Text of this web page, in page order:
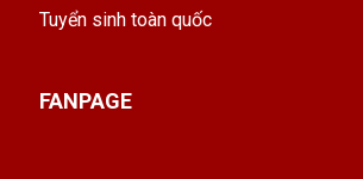
Tuyển sinh toàn quốc
FANPAGE